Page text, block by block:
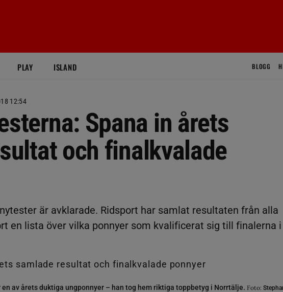
PLAY ISLAND BLOGG
12:54
Spana in årets
och finalkvalade
är avklarade. Ridsport har samlat resultaten från alla
en lista över vilka ponnyer som kvalificerat sig till finalerna i
av årets duktiga ungponnyer – han tog hem riktiga toppbetyg i Norrtälje. Foto: